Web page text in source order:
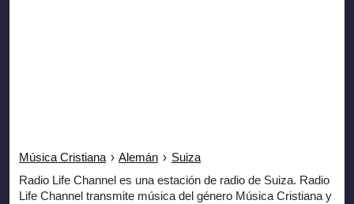
Música Cristiana › Alemán › Suiza
Radio Life Channel es una estación de radio de Suiza. Radio
Life Channel transmite música del género Música Cristiana y